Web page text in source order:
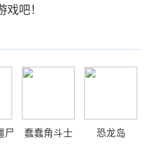
吧！
尸 蠢蠢角斗士 恐龙岛